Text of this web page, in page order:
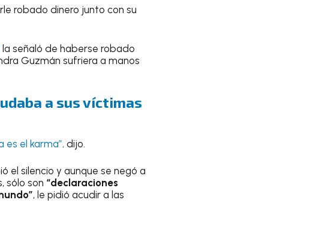
robado dinero junto con su
la señaló de haberse robado
Guzmán sufriera a manos
a sus víctimas
es el karma”, dijo.
el silencio y aunque se negó a
sólo son “declaraciones
, le pidió acudir a las